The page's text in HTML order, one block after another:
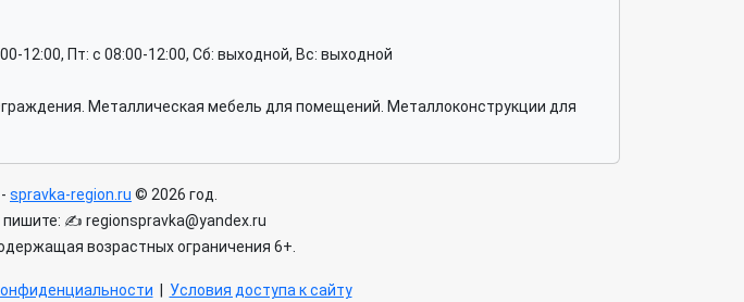
12:00, Пт: c 08:00-12:00, Сб: выходной, Вс: выходной
Металлическая мебель для помещений. Металлоконструкции для
spravka-region.ru © 2026 год.
✍ regionspravka@yandex.ru
возрастных ограничения 6+.
Условия доступа к сайту